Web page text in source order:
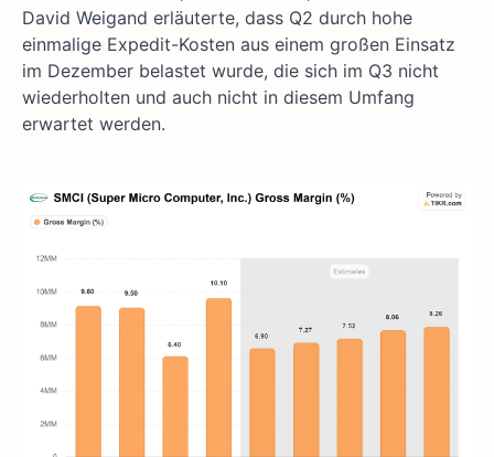
David Weigand erläuterte, dass Q2 durch hohe
einmalige Expedit-Kosten aus einem großen Einsatz
im Dezember belastet wurde, die sich im Q3 nicht
wiederholten und auch nicht in diesem Umfang
erwartet werden.